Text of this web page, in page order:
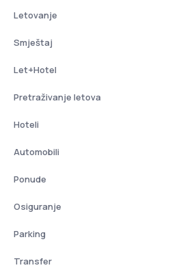
Letovanje
Smještaj
Let+Hotel
Pretraživanje letova
Hoteli
Automobili
Ponude
Osiguranje
Parking
Transfer